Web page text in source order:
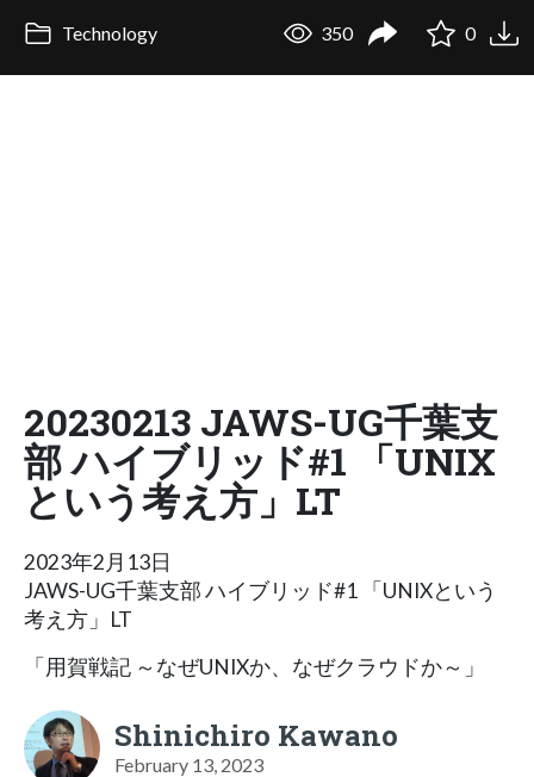
Technology 350 0
20230213 JAWS-UG千葉支
部 ハイブリッド#1 「UNIX
という考え方」LT
2023年2月13日
JAWS-UG千葉支部 ハイブリッド#1 「UNIXという
考え方」LT
「用賀戦記 ～なぜUNIXか、なぜクラウドか～」
Shinichiro Kawano
February 13, 2023